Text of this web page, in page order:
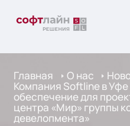
Главная О нас
Компания Softline в
обеспечение для
центра «Мир» группы
девелопмента»